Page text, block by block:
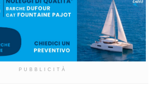
PUBBLICITÀ